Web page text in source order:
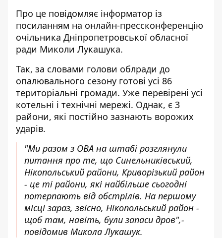
Про це повідомляє інформатор із
посиланням на онлайн-прессконференцію
очільника Дніпропетровської обласної
ради Миколи Лукашука.
Так, за словами голови облради до
опалювального сезону готові усі 86
територіальні громади. Уже перевірені усі
котельні і технічні мережі. Однак, є 3
райони, які постійно зазнають ворожих
ударів.
"Ми разом з ОВА на штабі розглянули
питання про те, що Синельниківський,
Нікопольський райони, Криворізький район
- це ті райони, які найбільше сьогодні
потерпають від обстрілів. На першому
місці зараз, звісно, Нікопольський район -
щоб там, навіть, були запаси дров",-
повідомив Микола Лукашук.